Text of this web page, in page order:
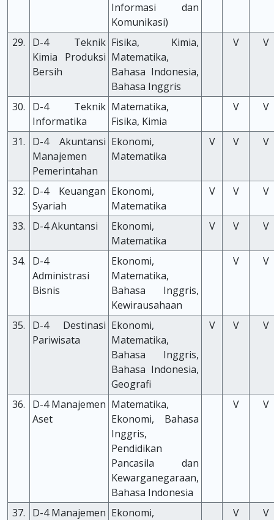
Informasi dan
Komunikasi)
29.
D-4 Teknik
Kimia Produksi
Bersih
Fisika, Kimia,
Matematika,
Bahasa Indonesia,
Bahasa Inggris
V V
30.
D-4 Teknik
Informatika
Matematika,
Fisika, Kimia
V V
31.
D-4 Akuntansi
Manajemen
Pemerintahan
Ekonomi,
Matematika
V V V
32.
D-4 Keuangan
Syariah
Ekonomi,
Matematika
V V V
33. D-4 Akuntansi
Ekonomi,
Matematika
V V V
34.
D-4
Administrasi
Bisnis
Ekonomi,
Matematika,
Bahasa Inggris,
Kewirausahaan
V V
35.
D-4 Destinasi
Pariwisata
Ekonomi,
Matematika,
Bahasa Inggris,
Bahasa Indonesia,
Geografi
V V V
36.
D-4 Manajemen
Aset
Matematika,
Ekonomi, Bahasa
Inggris,
Pendidikan
Pancasila dan
Kewarganegaraan,
Bahasa Indonesia
V V
37.
D-4 Manajemen Ekonomi,
V V